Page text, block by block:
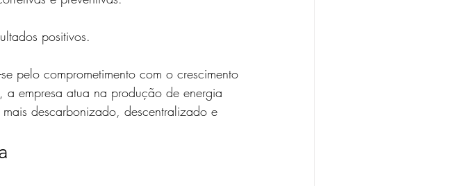
positivos.
pelo comprometimento com o crescimento
a empresa atua na produção de energia
descarbonizado, descentralizado e